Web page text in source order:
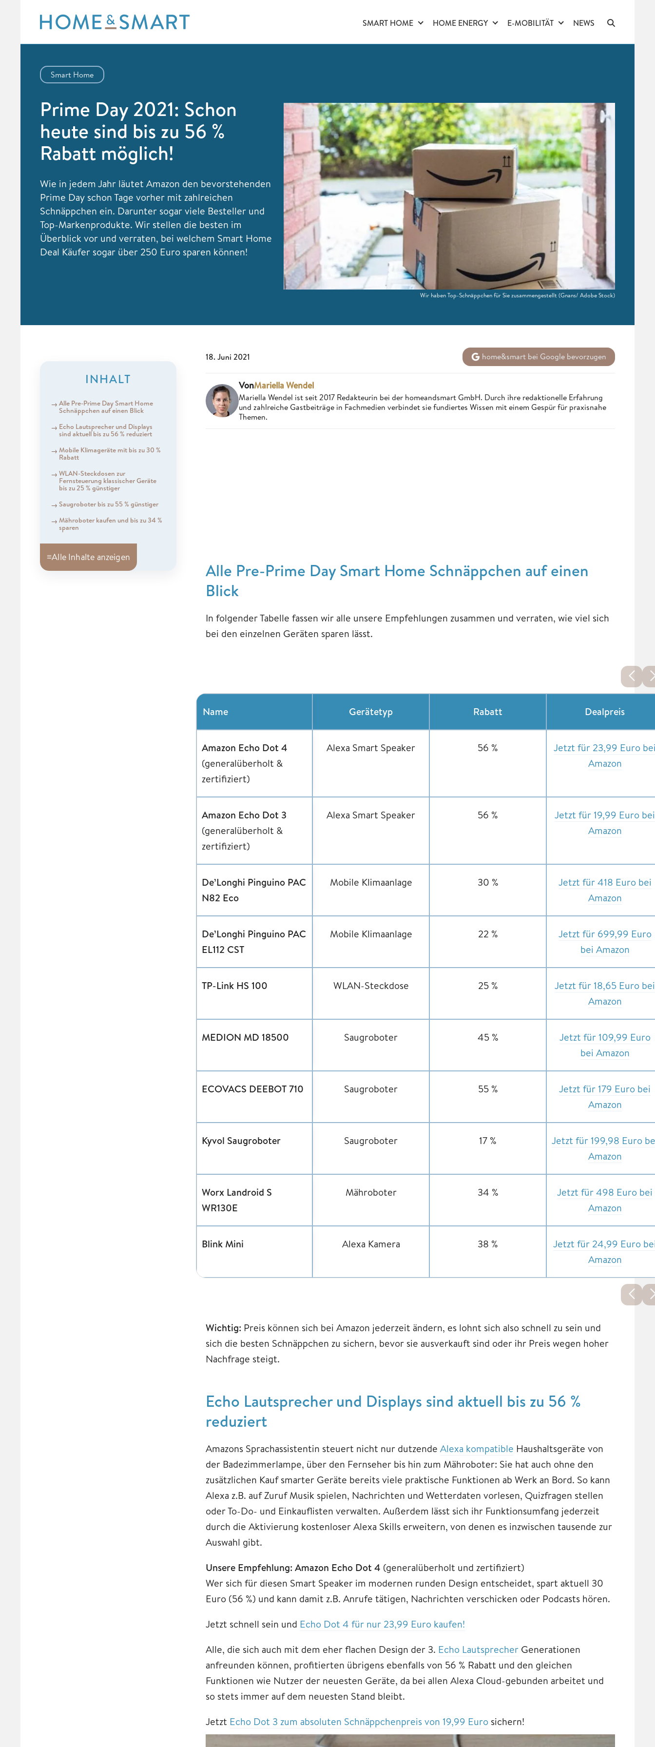
content
SMART HOME HOME ENERGY E-MOBILITÄT NEWS
Smart Home
Prime Day 2021: Schon
heute sind bis zu 56 %
Rabatt möglich!
Wie in jedem Jahr läutet Amazon den bevorstehenden
Prime Day schon Tage vorher mit zahlreichen
Schnäppchen ein. Darunter sogar viele Besteller und
Top-Markenprodukte. Wir stellen die besten im
Überblick vor und verraten, bei welchem Smart Home
Deal Käufer sogar über 250 Euro sparen können!
Wir haben Top-Schnäppchen für Sie zusammengestellt (Gnans/ Adobe Stock)
INHALT
Alle Pre-Prime Day Smart Home
Schnäppchen auf einen Blick
Echo Lautsprecher und Displays
sind aktuell bis zu 56 % reduziert
Mobile Klimageräte mit bis zu 30 %
Rabatt
WLAN-Steckdosen zur
Fernsteuerung klassischer Geräte
bis zu 25 % günstiger
Saugroboter bis zu 55 % günstiger
Mähroboter kaufen und bis zu 34 %
sparen
≡Alle Inhalte anzeigen
18. Juni 2021 home&smart bei Google bevorzugen
VonMariella Wendel
Mariella Wendel ist seit 2017 Redakteurin bei der homeandsmart GmbH. Durch ihre redaktionelle Erfahrung
und zahlreiche Gastbeiträge in Fachmedien verbindet sie fundiertes Wissen mit einem Gespür für praxisnahe
Themen.
Alle Pre-Prime Day Smart Home Schnäppchen auf einen
Blick
In folgender Tabelle fassen wir alle unsere Empfehlungen zusammen und verraten, wie viel sich
bei den einzelnen Geräten sparen lässt.
Name Gerätetyp Rabatt Dealpreis
Amazon Echo Dot 4
(generalüberholt &
zertifiziert)
Alexa Smart Speaker 56 %
Jetzt für 23,99 Euro
Amazon
Amazon Echo Dot 3
(generalüberholt &
zertifiziert)
Alexa Smart Speaker 56 %
Jetzt für 19,99 Euro bei
Amazon
De’Longhi Pinguino PAC
N82 Eco
Mobile Klimaanlage 30 %
Jetzt für 418 Euro bei
Amazon
De’Longhi Pinguino PAC
EL112 CST
Mobile Klimaanlage 22 %
Jetzt für 699,99 Euro
bei Amazon
TP-Link HS 100 WLAN-Steckdose 25 %
Jetzt für 18,65 Euro bei
Amazon
MEDION MD 18500 Saugroboter 45 %
Jetzt für 109,99 Euro
bei Amazon
ECOVACS DEEBOT 710 Saugroboter 55 %
Jetzt für 179 Euro bei
Amazon
Kyvol Saugroboter Saugroboter 17 %
Jetzt für 199,98 Euro
Amazon
Worx Landroid S
WR130E
Mähroboter 34 %
Jetzt für 498 Euro bei
Amazon
Blink Mini Alexa Kamera 38 %
Jetzt für 24,99 Euro
Amazon
Wichtig: Preis können sich bei Amazon jederzeit ändern, es lohnt sich also schnell zu sein und
sich die besten Schnäppchen zu sichern, bevor sie ausverkauft sind oder ihr Preis wegen hoher
Nachfrage steigt.
Echo Lautsprecher und Displays sind aktuell bis zu 56 %
reduziert
Amazons Sprachassistentin steuert nicht nur dutzende Alexa kompatible Haushaltsgeräte von
der Badezimmerlampe, über den Fernseher bis hin zum Mähroboter: Sie hat auch ohne den
zusätzlichen Kauf smarter Geräte bereits viele praktische Funktionen ab Werk an Bord. So kann
Alexa z.B. auf Zuruf Musik spielen, Nachrichten und Wetterdaten vorlesen, Quizfragen stellen
oder To-Do- und Einkauflisten verwalten. Außerdem lässt sich ihr Funktionsumfang jederzeit
durch die Aktivierung kostenloser Alexa Skills erweitern, von denen es inzwischen tausende zur
Auswahl gibt.
Unsere Empfehlung: Amazon Echo Dot 4 (generalüberholt und zertifiziert)
Wer sich für diesen Smart Speaker im modernen runden Design entscheidet, spart aktuell 30
Euro (56 %) und kann damit z.B. Anrufe tätigen, Nachrichten verschicken oder Podcasts hören.
Jetzt schnell sein und Echo Dot 4 für nur 23,99 Euro kaufen!
Alle, die sich auch mit dem eher flachen Design der 3. Echo Lautsprecher Generationen
anfreunden können, profitierten übrigens ebenfalls von 56 % Rabatt und den gleichen
Funktionen wie Nutzer der neuesten Geräte, da bei allen Alexa Cloud-gebunden arbeitet und
so stets immer auf dem neuesten Stand bleibt.
Jetzt Echo Dot 3 zum absoluten Schnäppchenpreis von 19,99 Euro sichern!